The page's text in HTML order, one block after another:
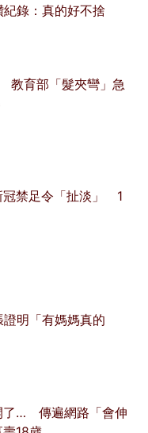
錄：真的好不捨
育部「髮夾彎」急
禁足令「扯淡」 1
明「有媽媽真的
了… 傳遍網路「會伸